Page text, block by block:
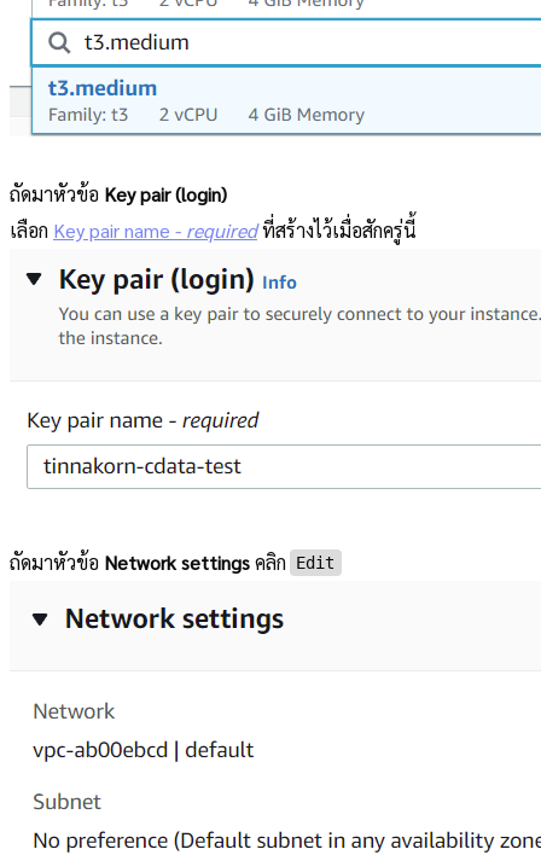
ถัดมาหัวข้อ Key pair (login)
เลือก Key pair name - requiredที่สร้างไว้เมื่อสักครู่นี้
ถัดมาหัวข้อ Network settingsคลิก Edit